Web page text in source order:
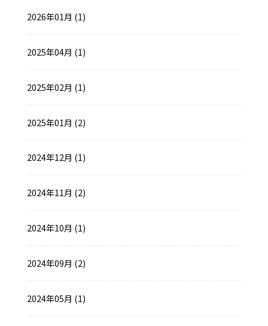
2026年01月 (1)
2025年04月 (1)
2025年02月 (1)
2025年01月 (2)
2024年12月 (1)
2024年11月 (2)
2024年10月 (1)
2024年09月 (2)
2024年05月 (1)